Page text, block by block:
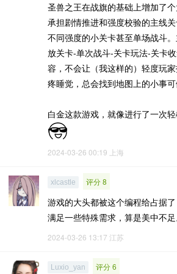
圣兽之王在战旗的基础上增加了
承担剧情推进和强度校验的主线
不同强度的小关卡甚至单场战斗
放关卡-单次战斗-关卡玩法-关卡
容，不会让（我这样的）轻度玩
疼睡觉，总会找到地图上的小事
白金这款游戏，就像进行了一次
2024-03-26 00:19 上海
xlcastle 评分 8
游戏的大头都被这个编程给占据
满足一些特殊需求，算是美中不足
2024-03-26 13:17 江苏
Luxio_yan 评分 6